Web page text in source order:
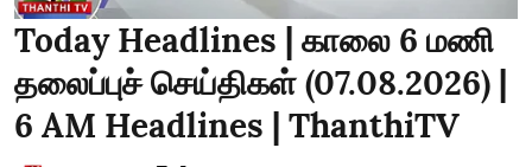
Today Headlines | காலை 6 மணி
தலைப்புச் செய்திகள் (07.08.2026) |
6 AM Headlines | ThanthiTV